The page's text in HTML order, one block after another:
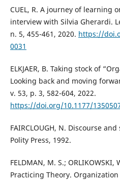
CUEL, R. A journey of learning
interview with Silvia Gherardi.
n. 5, 455-461, 2020. https://
0031
ELKJAER, B. Taking stock of
Looking back and moving
v. 53, p. 3, 582-604, 2022.
https://doi.org/10.1177/
FAIRCLOUGH, N. Discourse
Polity Press, 1992.
FELDMAN, M. S.;
Practicing Theory. Organization